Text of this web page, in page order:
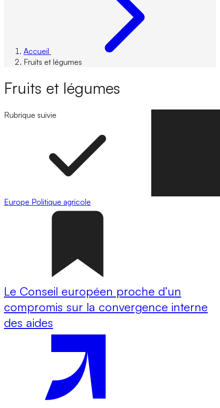
Accueil
Fruits et légumes
Fruits et légumes
Rubrique suivie
Europe Politique agricole
Le Conseil européen proche d’un
compromis sur la convergence interne
des aides